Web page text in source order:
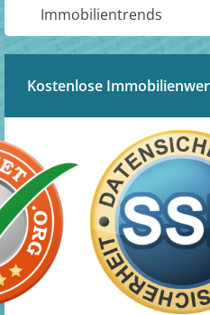
Immobilientrends
Kostenlose